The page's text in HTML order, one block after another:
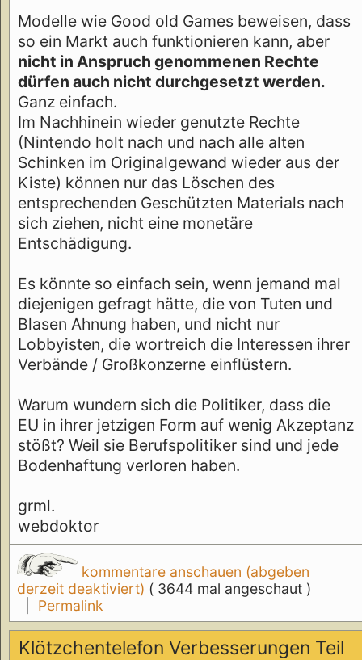
Modelle wie Good old Games beweisen, dass
so ein Markt auch funktionieren kann, aber
nicht in Anspruch genommenen Rechte
dürfen auch nicht durchgesetzt werden.
Ganz einfach.
Im Nachhinein wieder genutzte Rechte
(Nintendo holt nach und nach alle alten
Schinken im Originalgewand wieder aus der
Kiste) können nur das Löschen des
entsprechenden Geschützten Materials nach
sich ziehen, nicht eine monetäre
Entschädigung.
Es könnte so einfach sein, wenn jemand mal
diejenigen gefragt hätte, die von Tuten und
Blasen Ahnung haben, und nicht nur
Lobbyisten, die wortreich die Interessen ihrer
Verbände / Großkonzerne einflüstern.
Warum wundern sich die Politiker, dass die
EU in ihrer jetzigen Form auf wenig Akzeptanz
stößt? Weil sie Berufspolitiker sind und jede
Bodenhaftung verloren haben.
grml.
webdoktor
kommentare anschauen (abgeben
derzeit deaktiviert) ( 3644 mal angeschaut )
Permalink
Klötzchentelefon Verbesserungen Teil